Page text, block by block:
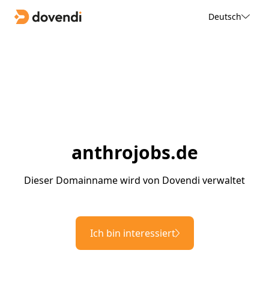
Deutsch
anthrojobs.de
Dieser Domainname wird von Dovendi verwaltet
Ich bin interessiert